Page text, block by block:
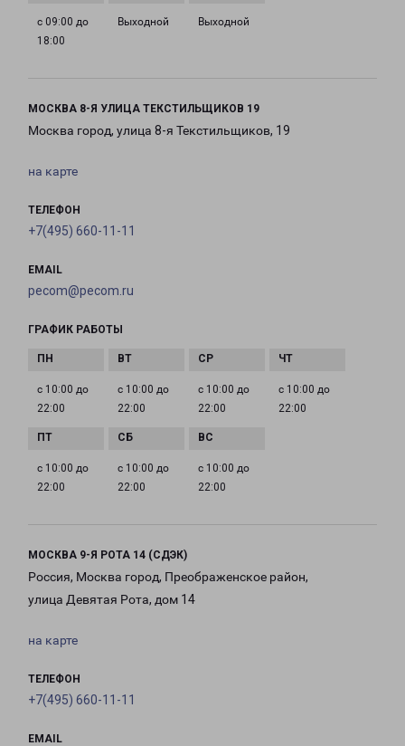
с 09:00 до
18:00
Выходной Выходной
МОСКВА 8-Я УЛИЦА ТЕКСТИЛЬЩИКОВ 19
Москва город, улица 8-я Текстильщиков, 19
на карте
ТЕЛЕФОН
+7(495) 660-11-11
EMAIL
pecom@pecom.ru
ГРАФИК РАБОТЫ
с 10:00 до
22:00
с 10:00 до
22:00
с 10:00 до
22:00
с 10:00 до
22:00
с 10:00 до
22:00
с 10:00 до
22:00
с 10:00 до
22:00
МОСКВА 9-Я РОТА 14 (СДЭК)
Россия, Москва город, Преображенское район,
улица Девятая Рота, дом 14
на карте
ТЕЛЕФОН
+7(495) 660-11-11
EMAIL